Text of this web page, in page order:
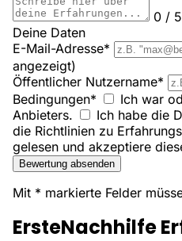
0 /
Deine Daten
E-Mail-Adresse*
angezeigt)
Öffentlicher Nutzername*
Bedingungen*
Ich war
Anbieters.
Ich habe die
die Richtlinien zu
gelesen und akzeptiere
Bewertung absenden
Mit * markierte Felder
ErsteNachhilfe